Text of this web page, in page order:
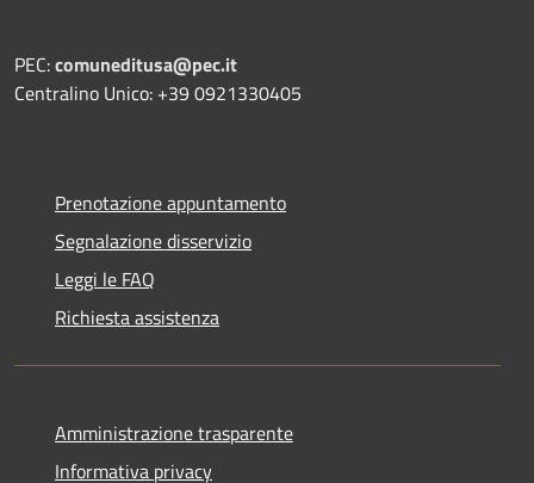
PEC:comuneditusa@pec.it
Centralino Unico: +39 0921330405
Prenotazione appuntamento
Segnalazione disservizio
Leggi le FAQ
Richiesta assistenza
Amministrazione trasparente
Informativa privacy